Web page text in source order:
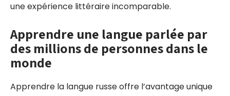
une expérience littéraire incomparable.
Apprendre une langue parlée par
des millions de personnes dans le
monde
Apprendre la langue russe offre l’avantage unique